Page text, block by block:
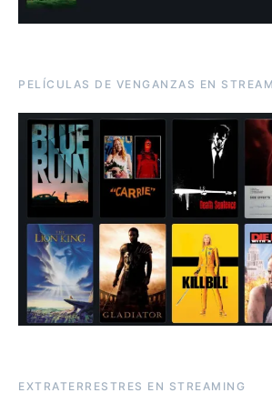
PELÍCULAS DE VENGANZAS EN
EXTRATERRESTRES EN STREAMING